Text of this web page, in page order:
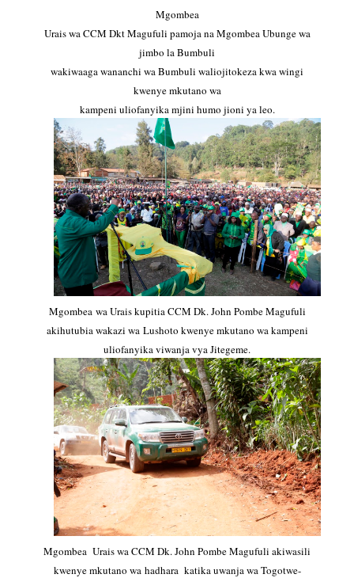
Mgombea
Urais wa CCM Dkt Magufuli pamoja na Mgombea Ubunge wa
jimbo la Bumbuli
wakiwaaga wananchi wa Bumbuli waliojitokeza kwa wingi
kwenye mkutano wa
kampeni uliofanyika mjini humo jioni ya leo.
Mgombea wa Urais kupitia CCM Dk. John Pombe Magufuli
akihutubia wakazi wa Lushoto kwenye mkutano wa kampeni
uliofanyika viwanja vya Jitegeme.
Mgombea Urais wa CCM Dk. John Pombe Magufuli akiwasili
kwenye mkutano wa hadhara katika uwanja wa Togotwe-